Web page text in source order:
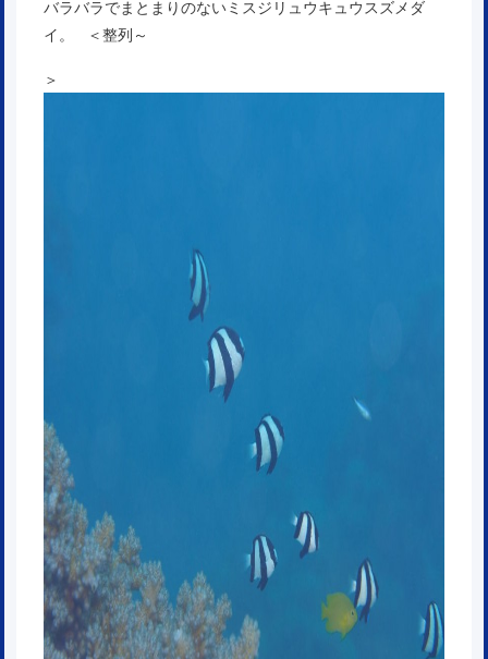
バラバラでまとまりのないミスジリュウキュウスズメダ
イ。 ＜整列～
＞